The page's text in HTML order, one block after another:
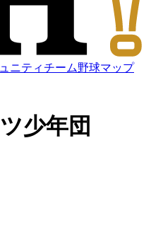
ニティチーム野球マップ
少年団